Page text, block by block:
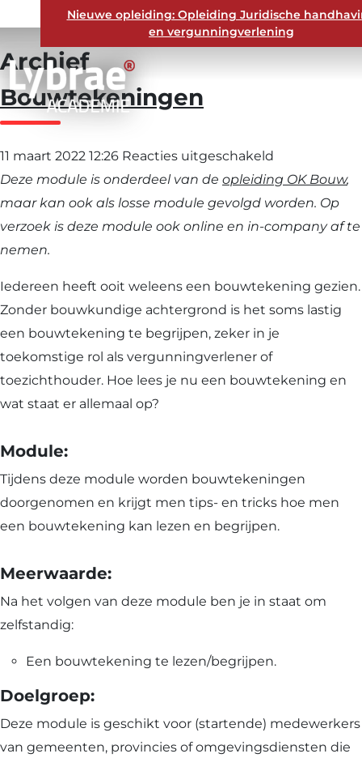
Nieuwe opleiding: Opleiding Juridische
en vergunningverlening
Archief
Bouwtekeningen
11 maart 2022 12:26 Reacties uitgeschakeld
Deze module is onderdeel van de opleiding OK Bouw,
maar kan ook als losse module gevolgd worden. Op
verzoek is deze module ook online en in-company af te
nemen.
Iedereen heeft ooit weleens een bouwtekening gezien.
Zonder bouwkundige achtergrond is het soms lastig
een bouwtekening te begrijpen, zeker in je
toekomstige rol als vergunningverlener of
toezichthouder. Hoe lees je nu een bouwtekening en
wat staat er allemaal op?
Module:
Tijdens deze module worden bouwtekeningen
doorgenomen en krijgt men tips- en tricks hoe men
een bouwtekening kan lezen en begrijpen.
Meerwaarde:
Na het volgen van deze module ben je in staat om
zelfstandig:
Een bouwtekening te lezen/begrijpen.
Doelgroep:
Deze module is geschikt voor (startende) medewerkers
van gemeenten, provincies of omgevingsdiensten die